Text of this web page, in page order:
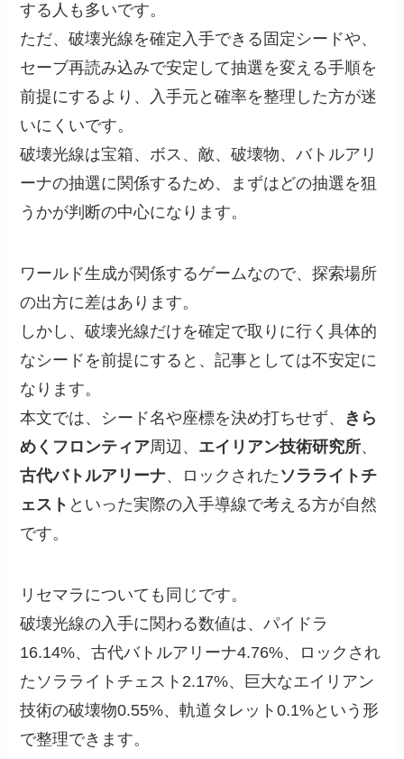
する人も多いです。
ただ、破壊光線を確定入手できる固定シードや、
セーブ再読み込みで安定して抽選を変える手順を
前提にするより、入手元と確率を整理した方が迷
いにくいです。
破壊光線は宝箱、ボス、敵、破壊物、バトルアリ
ーナの抽選に関係するため、まずはどの抽選を狙
うかが判断の中心になります。
ワールド生成が関係するゲームなので、探索場所
の出方に差はあります。
しかし、破壊光線だけを確定で取りに行く具体的
なシードを前提にすると、記事としては不安定に
なります。
本文では、シード名や座標を決め打ちせず、 きら
めくフロンティア周辺、 エイリアン技術研究所、
古代バトルアリーナ、ロックされた ソラライトチ
ェスト といった実際の入手導線で考える方が自然
です。
リセマラについても同じです。
破壊光線の入手に関わる数値は、パイドラ
16.14%、古代バトルアリーナ4.76%、ロックされ
たソラライトチェスト2.17%、巨大なエイリアン
技術の破壊物0.55%、軌道タレット0.1%という形
で整理できます。